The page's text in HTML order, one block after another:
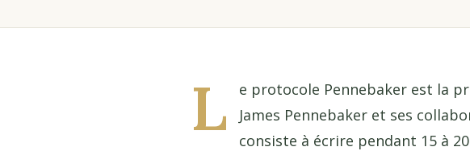
L
e protocole Pennebaker est la
James Pennebaker et ses
consiste à écrire pendant 15 à